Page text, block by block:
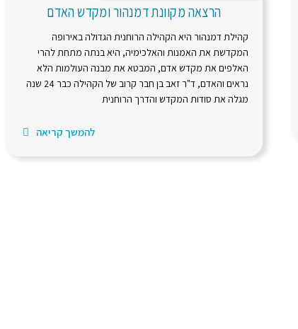
הרצאה מקוונת דמנהור ומקדש האדם
קהילת דמנהור היא הקהילה הרוחנית הגדולה באירופה
המקדשת את האמנות והאלכימיה, היא בנתה מתחת להרי
האלפים את מקדש אדם, המבטא את מבנה העולמות הלא
נראים והאדם, ד"ר זאב בן חבר קרוב של הקהילה כבר 24 שנה
מגלה את סודות המקדש והדרך הרוחנית
להמשך קריאה